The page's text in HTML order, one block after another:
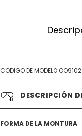
CÓDIGO DE MODELO
DESCRIPCIÓN
FORMA DE LA MONTURA